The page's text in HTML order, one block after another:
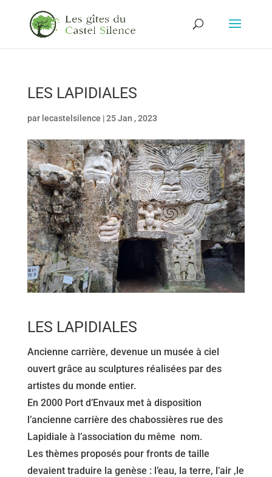
LES LAPIDIALES
par lecastelsilence |25 Jan , 2023
LES LAPIDIALES
Ancienne carrière, devenue un musée à ciel
ouvert grâce au sculptures réalisées par des
artistes du monde entier.
En 2000 Port d’Envaux met à disposition
l’ancienne carrière des chabossières rue des
Lapidiale à l’association du même nom.
Les thèmes proposés pour fronts de taille
devaient traduire la genèse : l’eau, la terre, l’air ,le